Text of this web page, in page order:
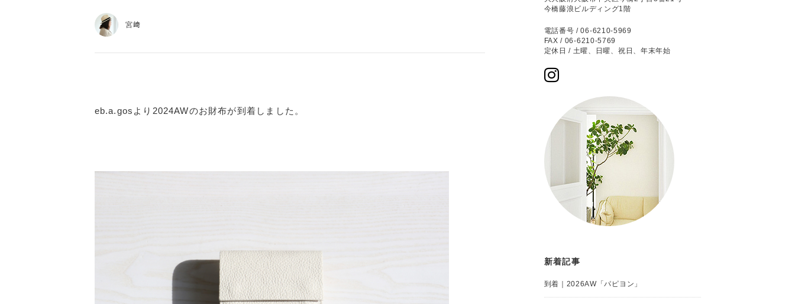
宮﨑
eb.a.gosより2024AWのお財布が到着しました。
今橋藤浪ビルディング1階
電話番号 / 06-6210-5969
FAX / 06-6210-5769
定休日 / 土曜、日曜、祝日、年末年始
新着記事
到着｜2026AW「パピヨン」